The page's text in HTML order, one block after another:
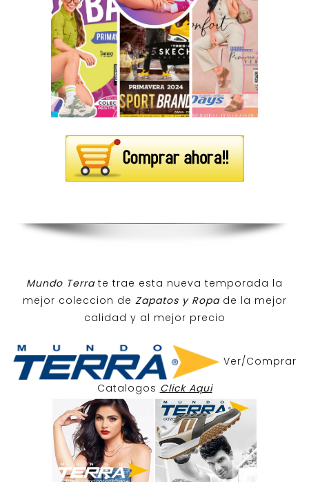
Mundo Terra te trae esta nueva temporada la
mejor coleccion de Zapatos y Ropa de la mejor
calidad y al mejor precio
Ver/Comprar
Catalogos Click Aqui